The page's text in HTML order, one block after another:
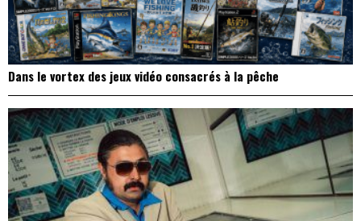
Dans le vortex des jeux vidéo consacrés à la pêche